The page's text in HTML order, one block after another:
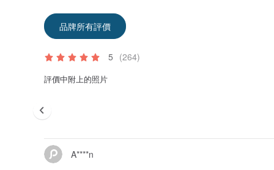
品牌所有評價
5 (264)
評價中附上的照片
A****n